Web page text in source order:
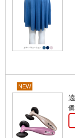
NEW